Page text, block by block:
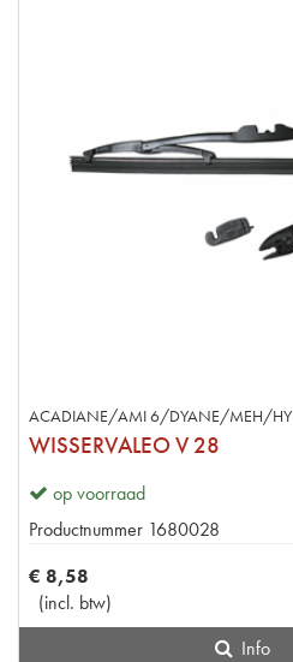
ACADIANE/AMI 6/DYANE/MEH/HY
WISSERVALEO V 28
op voorraad
Productnummer 1680028
€ 8,58
(incl. btw)
Info